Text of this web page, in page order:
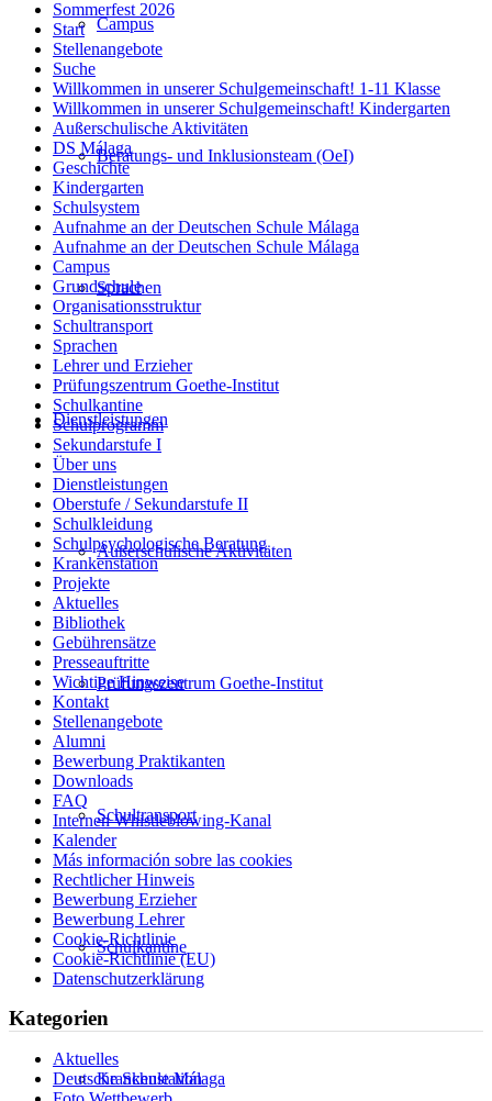
Campus
Beratungs- und Inklusionsteam (OeI)
Sprachen
Dienstleistungen
Außerschulische Aktivitäten
Prüfungszentrum Goethe-Institut
Schultransport
Schulkantine
Krankenstation
Sommerfest 2026
Start
Stellenangebote
Suche
Willkommen in unserer Schulgemeinschaft! 1-11 Klasse
Willkommen in unserer Schulgemeinschaft! Kindergarten
Außerschulische Aktivitäten
DS Málaga
Geschichte
Kindergarten
Schulsystem
Aufnahme an der Deutschen Schule Málaga
Aufnahme an der Deutschen Schule Málaga
Campus
Grundschule
Organisationsstruktur
Schultransport
Sprachen
Lehrer und Erzieher
Prüfungszentrum Goethe-Institut
Schulkantine
Schulprogramm
Sekundarstufe I
Über uns
Dienstleistungen
Oberstufe / Sekundarstufe II
Schulkleidung
Schulpsychologische Beratung
Krankenstation
Projekte
Aktuelles
Bibliothek
Gebührensätze
Presseauftritte
Wichtige Hinweise
Kontakt
Stellenangebote
Alumni
Bewerbung Praktikanten
Downloads
FAQ
Internen Whistleblowing-Kanal
Kalender
Más información sobre las cookies
Rechtlicher Hinweis
Bewerbung Erzieher
Bewerbung Lehrer
Cookie-Richtlinie
Cookie-Richtlinie (EU)
Datenschutzerklärung
Kategorien
Aktuelles
Deutsche Schule Málaga